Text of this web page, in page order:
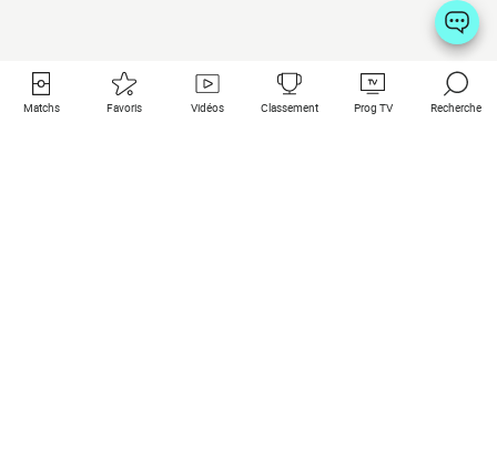
Matchs Favoris Vidéos Classement Prog TV Recherche